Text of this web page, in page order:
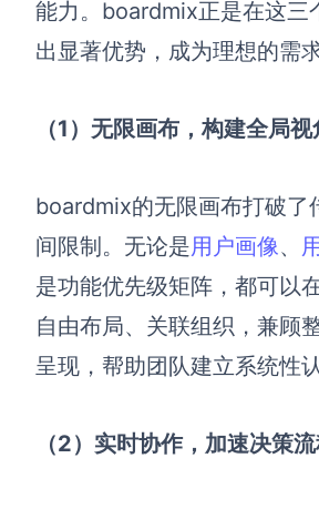
能力。boardmix正是在这三
出显著优势，成为理想的需
（1）无限画布，构建全局视
boardmix的无限画布打破了
间限制。无论是用户画像、
是功能优先级矩阵，都可以
自由布局、关联组织，兼顾
呈现，帮助团队建立系统性认
（2）实时协作，加速决策